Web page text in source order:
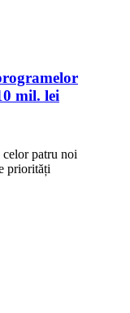
mil. lei
celor patru noi
priorități